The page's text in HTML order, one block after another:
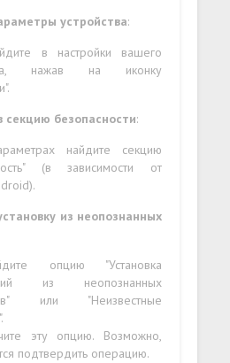
устройства:
в настройки вашего
нажав на иконку
секцию безопасности:
найдите секцию
(в зависимости от
из неопознанных
опцию "Установка
из неопознанных
или "Неизвестные
эту опцию. Возможно,
подтвердить операцию.